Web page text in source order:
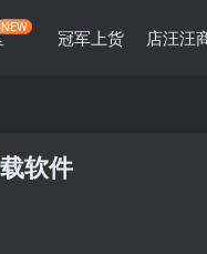
NEW 冠军上货 店汪汪
软件